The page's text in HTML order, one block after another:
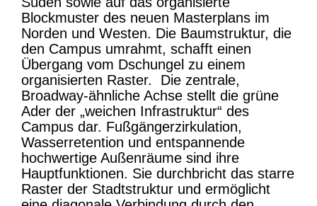
Blockmuster des neuen Masterplans im
Norden und Westen. Die Baumstruktur, die
den Campus umrahmt, schafft einen
Übergang vom Dschungel zu einem
organisierten Raster. Die zentrale,
Broadway-ähnliche Achse stellt die grüne
Ader der „weichen Infrastruktur“ des
Campus dar. Fußgängerzirkulation,
Wasserretention und entspannende
hochwertige Außenräume sind ihre
Hauptfunktionen. Sie durchbricht das starre
Raster der Stadtstruktur und ermöglicht